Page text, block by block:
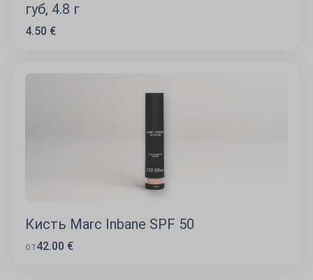
губ, 4.8 г
4.50 €
Кисть Marc Inbane SPF 50
от42.00 €